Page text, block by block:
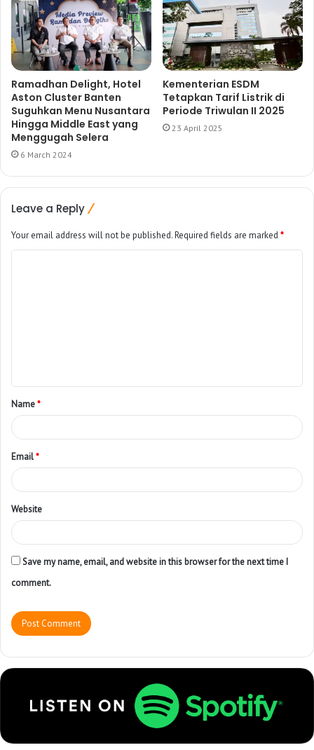
Ramadhan Delight, Hotel
Aston Cluster Banten
Suguhkan Menu Nusantara
Hingga Middle East yang
Menggugah Selera
6 March 2024
Kementerian ESDM
Tetapkan Tarif Listrik di
Periode Triwulan II 2025
23 April 2025
Leave a Reply
Your email address will not be published.Required fields are marked *
Name*
Email*
Website
Save my name, email, and website in this browser for the next time I
comment.